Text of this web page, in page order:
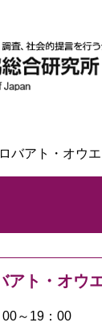
ロバアト・オウ
アト・オウ
～19：00